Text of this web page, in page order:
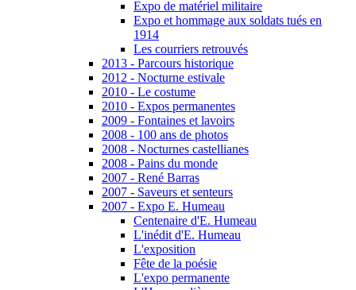
Expo de matériel militaire
Expo et hommage aux soldats tués en
1914
Les courriers retrouvés
2013 - Parcours historique
2012 - Nocturne estivale
2010 - Le costume
2010 - Expos permanentes
2009 - Fontaines et lavoirs
2008 - 100 ans de photos
2008 - Nocturnes castellianes
2008 - Pains du monde
2007 - René Barras
2007 - Saveurs et senteurs
2007 - Expo E. Humeau
Centenaire d'E. Humeau
L'inédit d'E. Humeau
L'exposition
Fête de la poésie
L'expo permanente